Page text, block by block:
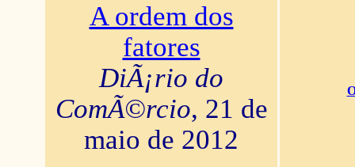
A ordem dos
fatores
DiÃ¡rio do
ComÃ©rcio, 21 de
maio de 2012